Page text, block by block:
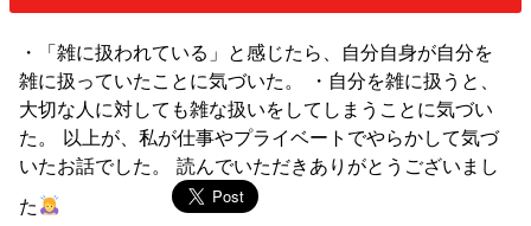
・「雑に扱われている」と感じたら、自分自身が自分を
雑に扱っていたことに気づいた。 ・自分を雑に扱うと、
大切な人に対しても雑な扱いをしてしまうことに気づい
た。 以上が、私が仕事やプライベートでやらかして気づ
いたお話でした。 読んでいただきありがとうございまし
た